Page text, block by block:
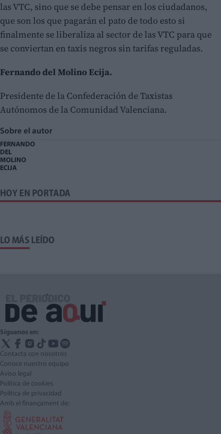
las VTC, sino que se debe pensar en los ciudadanos,
que son los que pagarán el pato de todo esto si
finalmente se liberaliza al sector de las VTC para que
se conviertan en taxis negros sin tarifas reguladas.
Fernando del Molino Ecija.
Presidente de la Confederación de Taxistas
Autónomos de la Comunidad Valenciana.
Sobre el autor
FERNANDO
DEL
MOLINO
ECIJA
HOY EN PORTADA
LO MÁS LEÍDO
Síguenos en:
Contacta con nosotros
Conoce nuestro equipo
Aviso legal
Política de cookies
Política de privacidad
Amb el finançament de: